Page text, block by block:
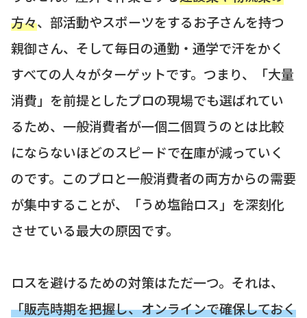
方々、部活動やスポーツをするお子さんを持つ
親御さん、そして毎日の通勤・通学で汗をかく
すべての人々がターゲットです。つまり、「大量
消費」を前提としたプロの現場でも選ばれてい
るため、一般消費者が一個二個買うのとは比較
にならないほどのスピードで在庫が減っていく
のです。このプロと一般消費者の両方からの需要
が集中することが、「うめ塩飴ロス」を深刻化
させている最大の原因です。
ロスを避けるための対策はただ一つ。それは、
「販売時期を把握し、オンラインで確保しておく